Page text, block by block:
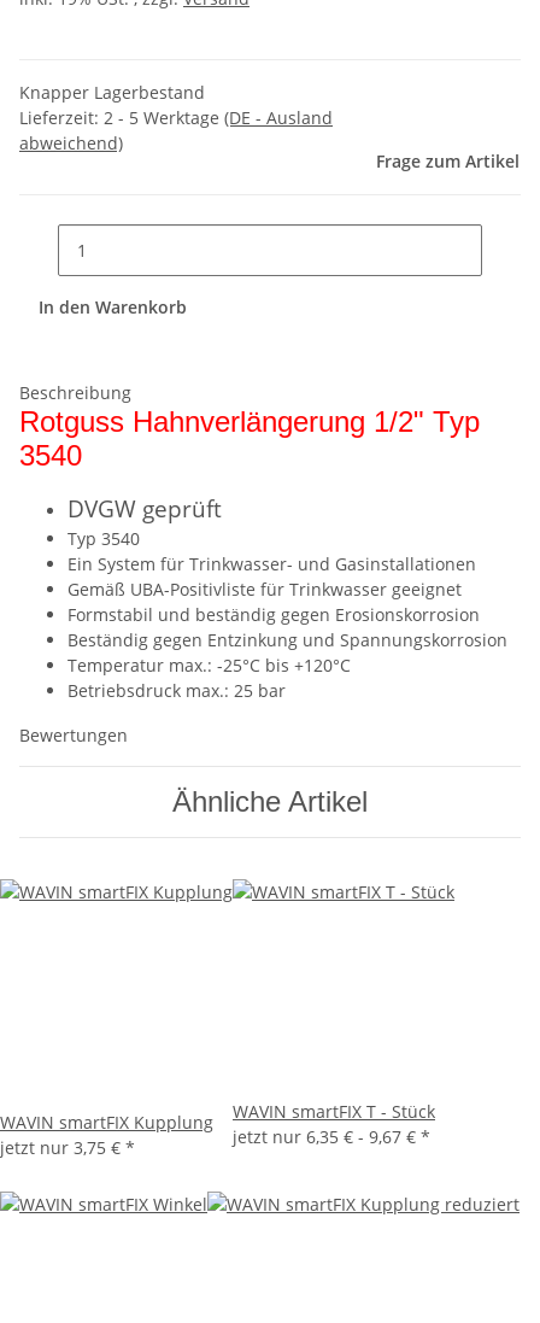
Knapper Lagerbestand
Lieferzeit: 2 - 5 Werktage (DE - Ausland
abweichend)
Frage zum Artikel
In den Warenkorb
Beschreibung
Rotguss Hahnverlängerung 1/2" Typ
3540
DVGW geprüft
Typ 3540
Ein System für Trinkwasser- und Gasinstallationen
Gemäß UBA-Positivliste für Trinkwasser geeignet
Formstabil und beständig gegen Erosionskorrosion
Beständig gegen Entzinkung und Spannungskorrosion
Temperatur max.: -25°C bis +120°C
Betriebsdruck max.: 25 bar
Bewertungen
Ähnliche Artikel
WAVIN smartFIX Kupplung
jetzt nur 3,75 € *
WAVIN smartFIX T - Stück
jetzt nur 6,35 € - 9,67 € *